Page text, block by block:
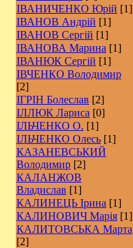
ІВАНИЧЕНКО Юрій [1]
ІВАНОВ Андрій [1]
ІВАНОВ Сергій [1]
ІВАНОВА Марина [1]
ІВАНЮК Сергій [1]
ІВЧЕНКО Володимир
[2]
ІГРІН Болеслав [2]
ІЛЛЮК Лариса [0]
ІЛЬЧЕНКО О. [1]
ІЛЬЧЕНКО Олесь [1]
КАЗАНЕВСЬКИЙ
Володимир [2]
КАЛАНЖОВ
Владислав [1]
КАЛИНЕЦЬ Ірина [1]
КАЛИНОВИЧ Марія [1]
КАЛИТОВСЬКА Марта
[2]